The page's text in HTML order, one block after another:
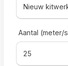
Aantal (meter/